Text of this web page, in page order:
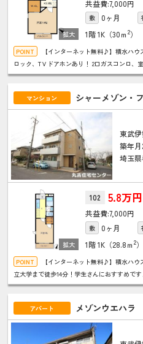
7,000円
敷 0ヶ月
1階1K（30ｍ 2）
【インターネット無料♪】積水ハ
ロック、TＶドアホンあり！ 2口ガスコンロ、
問い合わせは丸吉住宅センターまで★
マンション シャーメゾン・
東武
築年
埼玉
102 5.8万円
7,000円
敷 0ヶ月
1階1K（28.8ｍ 2）
【インターネット無料♪】積水ハ
立大学まで徒歩14分！学生さんにおすすめで
分！お買い物に便利な立地です！ ★お問い合
アパート メゾンウエハラ